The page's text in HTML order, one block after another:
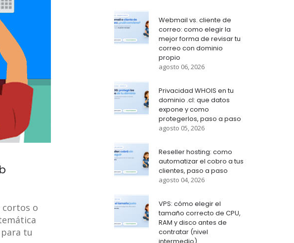
cortos o
tu
Webmail vs. cliente de
correo: como elegir la
mejor forma de revisar tu
correo con dominio
propio
agosto 06, 2026
Privacidad WHOIS en tu
dominio .cl: que datos
expone y como
protegerlos, paso a paso
agosto 05, 2026
Reseller hosting: como
automatizar el cobro a tus
clientes, paso a paso
agosto 04, 2026
VPS: cómo elegir el
tamaño correcto de CPU,
RAM y disco antes de
contratar (nivel